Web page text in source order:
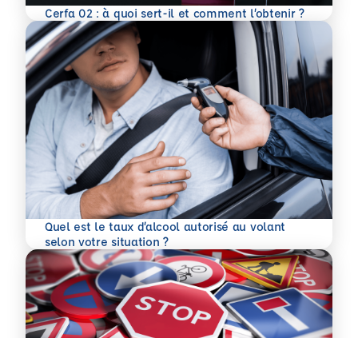
Cerfa 02 : à quoi sert-il et comment l’obtenir ?
En savoir plus
Quel est le taux d’alcool autorisé au volant
selon votre situation ?
En savoir plus